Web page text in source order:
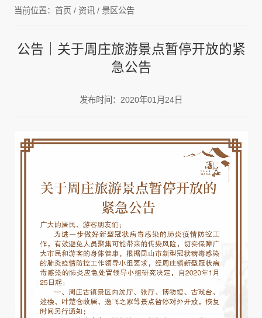
当前位置： 首页 / 资讯 / 景区公告
公告｜关于周庄旅游景点暂停开放的紧
急公告
发布时间：2020年01月24日